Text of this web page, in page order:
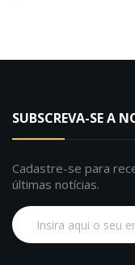
SUBSCREVA-SE A
Cadastre-se para
últimas notícias.